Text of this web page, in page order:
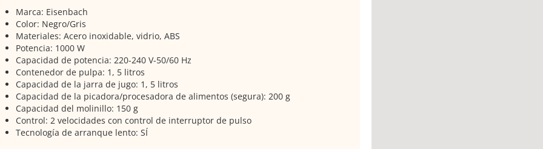
Marca: Eisenbach
Color: Negro/Gris
Materiales: Acero inoxidable, vidrio, ABS
Potencia: 1000 W
Capacidad de potencia: 220-240 V-50/60 Hz
Contenedor de pulpa: 1, 5 litros
Capacidad de la jarra de jugo: 1, 5 litros
Capacidad de la picadora/procesadora de alimentos (segura): 200 g
Capacidad del molinillo: 150 g
Control: 2 velocidades con control de interruptor de pulso
Tecnología de arranque lento: SÍ